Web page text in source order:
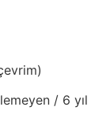
/ 6 yıl